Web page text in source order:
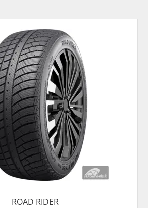
ROAD RIDER